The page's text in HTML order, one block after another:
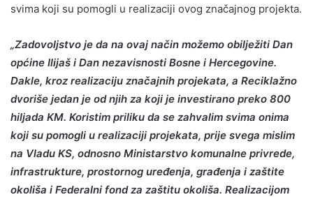
svima koji su pomogli u realizaciji ovog značajnog projekta.
„Zadovoljstvo je da na ovaj način možemo obilježiti Dan
općine Ilijaš i Dan nezavisnosti Bosne i Hercegovine.
Dakle, kroz realizaciju značajnih projekata, a Reciklažno
dvoriše jedan je od njih za koji je investirano preko 800
hiljada KM. Koristim priliku da se zahvalim svima onima
koji su pomogli u realizaciji projekata, prije svega mislim
na Vladu KS, odnosno Ministarstvo komunalne privrede,
infrastrukture, prostornog uređenja, građenja i zaštite
okoliša i Federalni fond za zaštitu okoliša. Realizacijom